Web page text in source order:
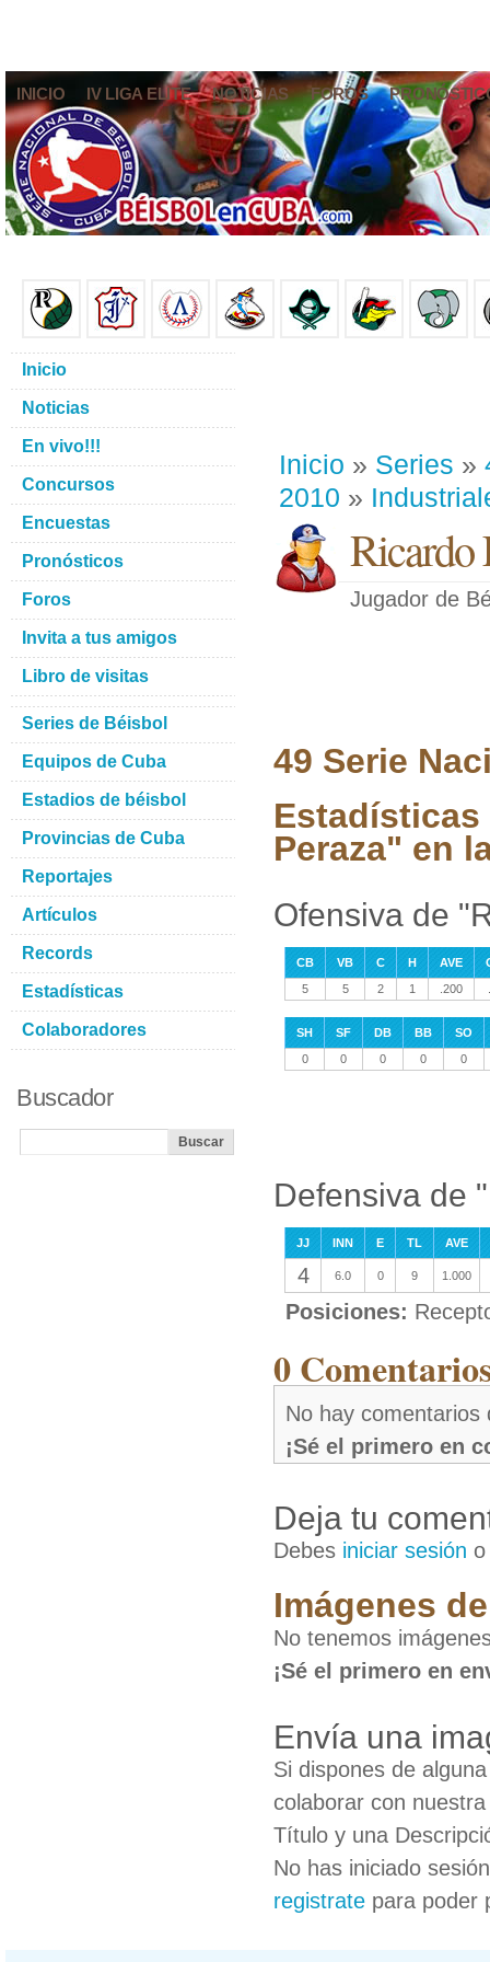
INICIO IV LIGA ELITE NOTICIAS FOROS
Inicio » Series »
2010 »
Ricardo
Jugador de
49 Serie
Estadísticas
Peraza" en
Ofensiva de
CB VB C H AVE
5
5 2 1 .200
SH SF DB BB
SO
0
0 0 0 0
Defensiva de
JJ INN E TL AVE
4 6.0 0 9 1.000
Posiciones:
0
No hay comentarios
¡Sé el primero en
Deja tu
Debes iniciar sesión
Imágenes
No tenemos
¡Sé el primero en
Envía una
Si dispones de
colaborar con
Título y una
No has iniciado
registrate para poder
Inicio
Noticias
En vivo!!!
Concursos
Encuestas
Pronósticos
Foros
Invita a tus amigos
Libro de visitas
Series de Béisbol
Equipos de Cuba
Estadios de béisbol
Provincias de Cuba
Reportajes
Artículos
Records
Estadísticas
Colaboradores
Buscador